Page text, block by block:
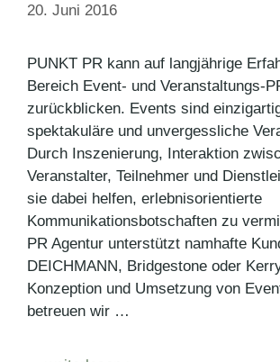
20. Juni 2016
PUNKT PR kann auf langjährige
Bereich Event- und Veranstaltungs-
zurückblicken. Events sind
spektakuläre und unvergessliche
Durch Inszenierung, Interaktion
Veranstalter, Teilnehmer und
sie dabei helfen, erlebnisorientierte
Kommunikationsbotschaften zu
PR Agentur unterstützt namhafte
DEICHMANN, Bridgestone oder
Konzeption und Umsetzung von
betreuen wir …